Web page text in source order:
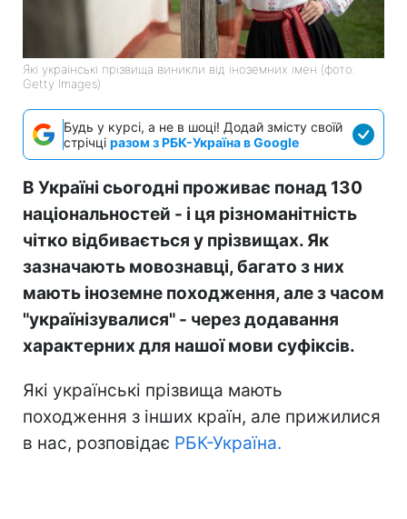
Які українські прізвища виникли від іноземних імен (фото:
Getty Images)
Будь у курсі, а не в шоці! Додай змісту своїй
стрічці разом з РБК-Україна в Google
В Україні сьогодні проживає понад 130
національностей - і ця різноманітність
чітко відбивається у прізвищах. Як
зазначають мовознавці, багато з них
мають іноземне походження, але з часом
"українізувалися" - через додавання
характерних для нашої мови суфіксів.
Які українські прізвища мають
походження з інших країн, але прижилися
в нас, розповідає РБК-Україна.